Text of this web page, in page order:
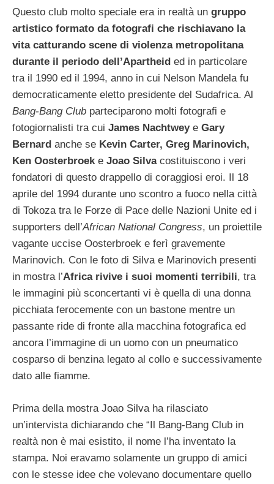
Questo club molto speciale era in realtà un gruppo
artistico formato da fotografi che rischiavano la
vita catturando scene di violenza metropolitana
durante il periodo dell’Apartheid ed in particolare
tra il 1990 ed il 1994, anno in cui Nelson Mandela fu
democraticamente eletto presidente del Sudafrica. Al
Bang-Bang Club parteciparono molti fotografi e
fotogiornalisti tra cui James Nachtweye Gary
Bernard anche se Kevin Carter, Greg Marinovich,
Ken Oosterbroek e Joao Silvacostituiscono i veri
fondatori di questo drappello di coraggiosi eroi. Il 18
aprile del 1994 durante uno scontro a fuoco nella città
di Tokoza tra le Forze di Pace delle Nazioni Unite ed i
supporters dell’African National Congress, un proiettile
vagante uccise Oosterbroek e ferì gravemente
Marinovich. Con le foto di Silva e Marinovich presenti
in mostra l’Africa rivive i suoi momenti terribili, tra
le immagini più sconcertanti vi è quella di una donna
picchiata ferocemente con un bastone mentre un
passante ride di fronte alla macchina fotografica ed
ancora l’immagine di un uomo con un pneumatico
cosparso di benzina legato al collo e successivamente
dato alle fiamme.
Prima della mostra Joao Silva ha rilasciato
un’intervista dichiarando che “Il Bang-Bang Club in
realtà non è mai esistito, il nome l’ha inventato la
stampa. Noi eravamo solamente un gruppo di amici
con le stesse idee che volevano documentare quello